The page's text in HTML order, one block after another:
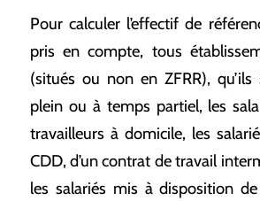
Pour calculer l’effectif de
pris en compte, tous
(situés ou non en ZFRR),
plein ou à temps partiel, les
travailleurs à domicile, les
CDD, d’un contrat de travail
les salariés mis à disposition de